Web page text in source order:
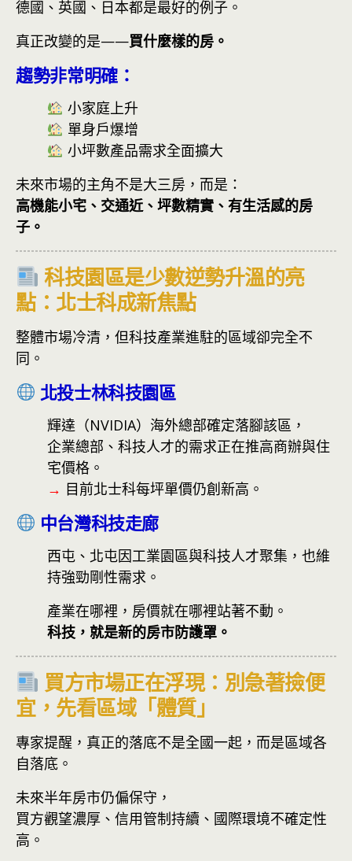
德國、英國、日本都是最好的例子。
真正改變的是——買什麼樣的房。
趨勢非常明確：
小家庭上升
單身戶爆增
小坪數產品需求全面擴大
未來市場的主角不是大三房，而是：
高機能小宅、交通近、坪數精實、有生活感的房
子。
科技園區是少數逆勢升溫的亮
點：北士科成新焦點
整體市場冷清，但科技產業進駐的區域卻完全不
同。
北投士林科技園區
輝達（NVIDIA）海外總部確定落腳該區，
企業總部、科技人才的需求正在推高商辦與住
宅價格。
→ 目前北士科每坪單價仍創新高。
中台灣科技走廊
西屯、北屯因工業園區與科技人才聚集，也維
持強勁剛性需求。
產業在哪裡，房價就在哪裡站著不動。
科技，就是新的房市防護罩。
買方市場正在浮現：別急著撿便
宜，先看區域「體質」
專家提醒，真正的落底不是全國一起，而是區域各
自落底。
未來半年房市仍偏保守，
買方觀望濃厚、信用管制持續、國際環境不確定性
高。